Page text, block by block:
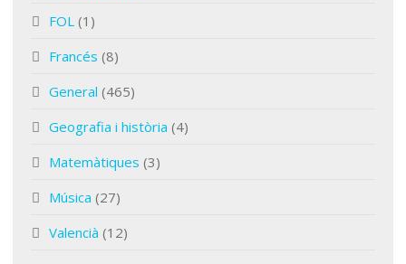
FOL (1)
Francés (8)
General (465)
Geografia i història (4)
Matemàtiques (3)
Música (27)
Valencià (12)